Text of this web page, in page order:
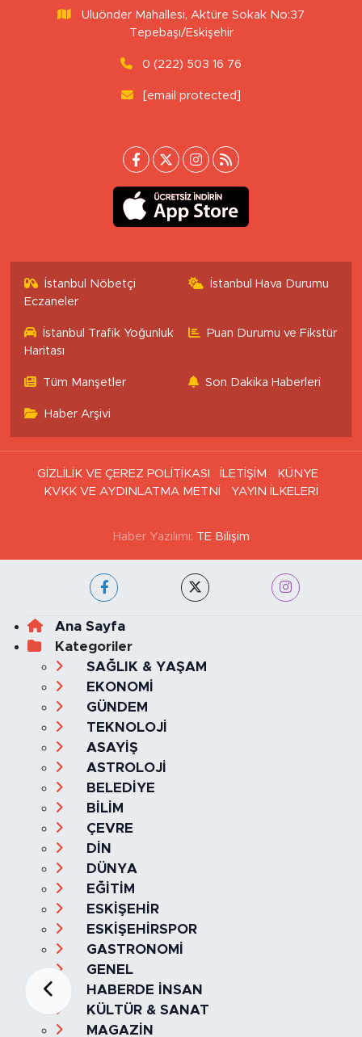
Uluönder Mahallesi, Aktüre Sokak No:37
Tepebaşı/Eskişehir
0 (222) 503 16 76
[email protected]
İstanbul Nöbetçi
Eczaneler
İstanbul Hava Durumu
İstanbul Trafik Yoğunluk
Haritası
Puan Durumu ve Fikstür
Tüm Manşetler Son Dakika Haberleri
Haber Arşivi
GİZLİLİK VE ÇEREZ POLİTİKASI İLETİŞİM
KÜNYE
KVKK VE AYDINLATMA METNİ
YAYIN İLKELERİ
Haber Yazılımı: TE Bilişim
Ana Sayfa
Kategoriler
SAĞLIK & YAŞAM
EKONOMİ
GÜNDEM
TEKNOLOJİ
ASAYİŞ
ASTROLOJİ
BELEDİYE
BİLİM
ÇEVRE
DİN
DÜNYA
EĞİTİM
ESKİŞEHİR
ESKİŞEHİRSPOR
GASTRONOMİ
GENEL
HABERDE İNSAN
KÜLTÜR & SANAT
MAGAZİN